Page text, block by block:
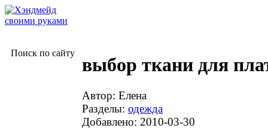
Поиск по сайту
выбор ткани для
Автор: Елена
Разделы: одежда
Добавлено: 2010-03-30